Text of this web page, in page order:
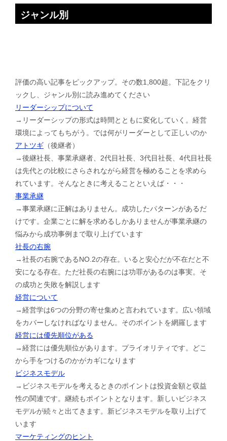
ジャンル別
評価の高い記事をピックアップ。その数1,800超。下記をクリ
ックし、ジャンル別に読み進めてください
リーダーシップについて
→リーダーシップの形式は時間とともに変化していく。経営
環境によってもちがう。では何がリーダーとして正しいのか
アトツギ （後継者）
→後継社長、事業承継者、2代目社長、3代目社長、4代目社長
は先代との比較にさらされながら経営を極めることを求めら
れています。そんなときに考えることといえば・・・
事業承継
→事業承継に正解はありません。成功したパターンがあるだ
けです。企業ごとに解を求めるしかありませんが事業承継の
悩みから成功事例まで取り上げています
社長の右腕
→社長の右腕であるNO.2の存在。いると安心だが不在だと不
安になる存在。ただ社長の右腕には功罪があるのは事実。そ
の成功と失敗を解説します
経営について
→経営学は6つの分野の寄せ集めと言われています。広い領域
をカバーしなければなりません。そのポイントを網羅します
経営には優先順位がある
→経営には優先順位があります。プライオリティです。どこ
から手をつけるのかがカギになります
ビジネスモデル
→ビジネスモデルを考えるときのポイントは投資金額と収益
性の関連です。継続もポイントとなります。新しいビジネス
モデルが続々と出てきます。新ビジネスモデルを取り上げて
います
マーケティングのヒント